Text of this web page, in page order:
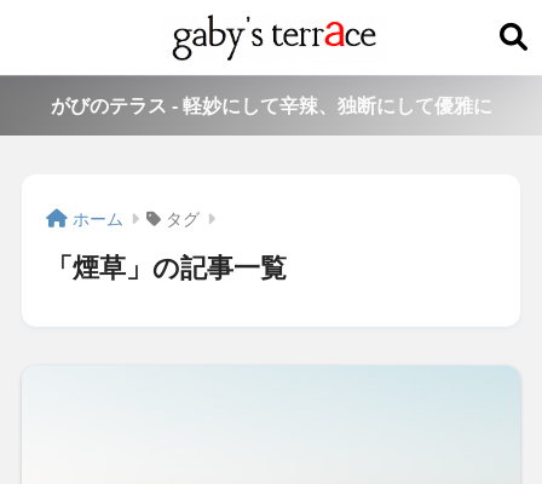
がびのテラス - 軽妙にして辛辣、独断にして優雅に
ホーム タグ
「煙草」の記事一覧